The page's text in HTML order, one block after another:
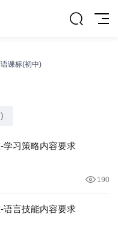
课标(初中)
学习策略内容要求
190
语言技能内容要求